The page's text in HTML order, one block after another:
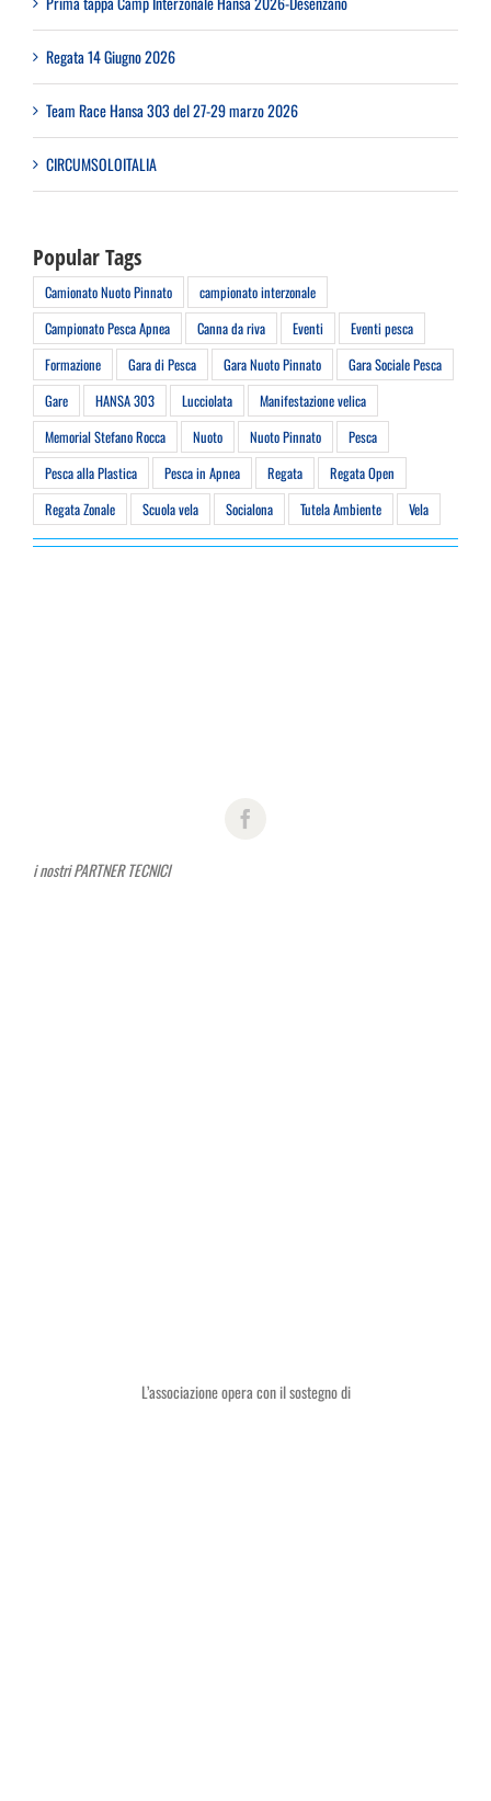
Regata 14 Giugno 2026
Team Race Hansa 303 del 27-29 marzo 2026
CIRCUMSOLOITALIA
Popular Tags
Camionato Nuoto Pinnato
campionato interzonale
Campionato Pesca Apnea
Canna da riva Eventi
Eventi pesca
Formazione
Gara di Pesca Gara Nuoto Pinnato
Gara Sociale Pesca
Gare
HANSA 303 Lucciolata
Manifestazione velica
Memorial Stefano Rocca
Nuoto Nuoto Pinnato
Pesca
Pesca alla Plastica
Pesca in Apnea Regata
Regata Open
Regata Zonale
Scuola vela Socialona Tutela Ambiente Vela
i nostri PARTNER TECNICI
L’associazione opera con il sostegno di